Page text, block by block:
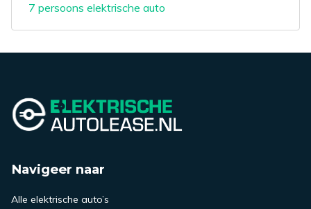
7 persoons elektrische auto
Navigeer naar
Alle elektrische auto’s